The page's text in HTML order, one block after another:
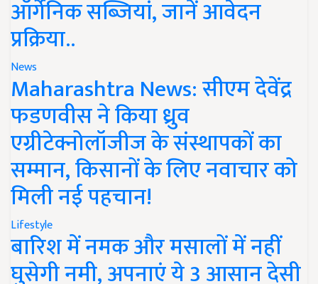
ऑर्गेनिक सब्जियां, जानें आवेदन
प्रक्रिया..
News
Maharashtra News: सीएम देवेंद्र
फडणवीस ने किया ध्रुव
एग्रीटेक्नोलॉजीज के संस्थापकों का
सम्मान, किसानों के लिए नवाचार को
मिली नई पहचान!
Lifestyle
बारिश में नमक और मसालों में नहीं
घुसेगी नमी, अपनाएं ये 3 आसान देसी